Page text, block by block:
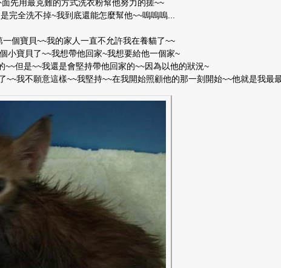
先用最克難的方式洗衣粉幫他努力的搓~~
完全洗不掉~我到底還能怎麼幫他~~嗚嗚嗚...
個寶貝~~我的家人一直不允許我在養貓了~~
小寶貝了~~我想帶他回家~我想要給他一個家~
~~但是~~我還是會堅持帶他回家的~~因為以他的狀況~
~~我不願意這樣~~我堅持~~在我開始照顧他的那一刻開始~~他就是我最